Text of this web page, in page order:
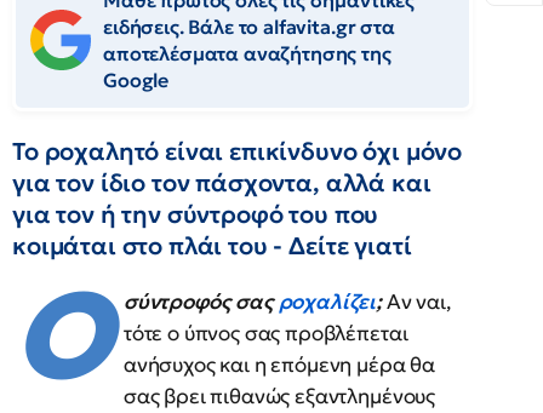
ειδήσεις. Βάλε το alfavita.gr στα
αποτελέσματα αναζήτησης της
Google
Το ροχαλητό είναι επικίνδυνο όχι μόνο
για τον ίδιο τον πάσχοντα, αλλά και
για τον ή την σύντροφό του που
κοιμάται στο πλάι του - Δείτε γιατί
Ο σύντροφός σαςροχαλίζει;Αν ναι,
τότε ο ύπνος σας προβλέπεται
ανήσυχος και η επόμενη μέρα θα
σας βρει πιθανώς εξαντλημένους